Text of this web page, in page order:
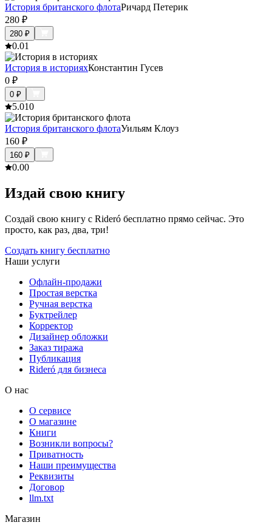
История британского флотаРичард Петерик
280 ₽
280 ₽
0.01
История в историяхКонстантин Гусев
0 ₽
0 ₽
5.010
История британского флотаУильям Клоуз
160 ₽
160 ₽
0.00
Издай свою книгу
Создай свою книгу с Rideró бесплатно прямо сейчас. Это
просто, как раз, два, три!
Создать книгу бесплатно
Наши услуги
Офлайн-продажи
Простая верстка
Ручная верстка
Буктрейлер
Корректор
Дизайнер обложки
Заказ тиража
Публикация
Rideró для бизнеса
О нас
О сервисе
О магазине
Книги
Возникли вопросы?
Приватность
Наши преимущества
Реквизиты
Договор
llm.txt
Магазин